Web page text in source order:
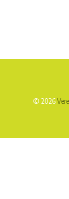
© 2026